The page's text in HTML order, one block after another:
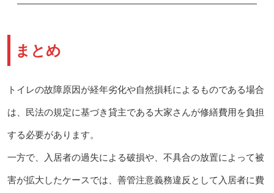
まとめ
トイレの故障原因が経年劣化や自然損耗によるものである場合
は、民法の規定に基づき貸主である大家さんが修繕費用を負担
する必要があります。
一方で、入居者の過失による破損や、不具合の放置によって被
害が拡大したケースでは、善管注意義務違反として入居者に費